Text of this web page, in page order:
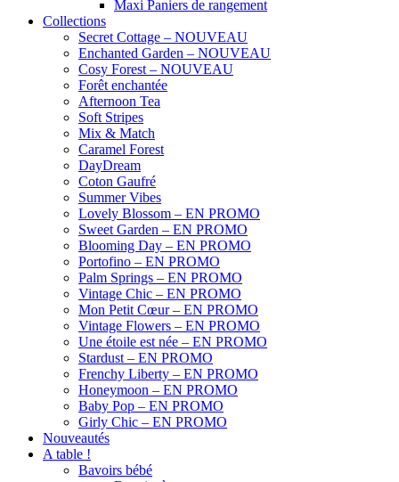
Maxi Paniers de rangement
Collections
Secret Cottage – NOUVEAU
Enchanted Garden – NOUVEAU
Cosy Forest – NOUVEAU
Forêt enchantée
Afternoon Tea
Soft Stripes
Mix & Match
Caramel Forest
DayDream
Coton Gaufré
Summer Vibes
Lovely Blossom – EN PROMO
Sweet Garden – EN PROMO
Blooming Day – EN PROMO
Portofino – EN PROMO
Palm Springs – EN PROMO
Vintage Chic – EN PROMO
Mon Petit Cœur – EN PROMO
Vintage Flowers – EN PROMO
Une étoile est née – EN PROMO
Stardust – EN PROMO
Frenchy Liberty – EN PROMO
Honeymoon – EN PROMO
Baby Pop – EN PROMO
Girly Chic – EN PROMO
Nouveautés
A table !
Bavoirs bébé